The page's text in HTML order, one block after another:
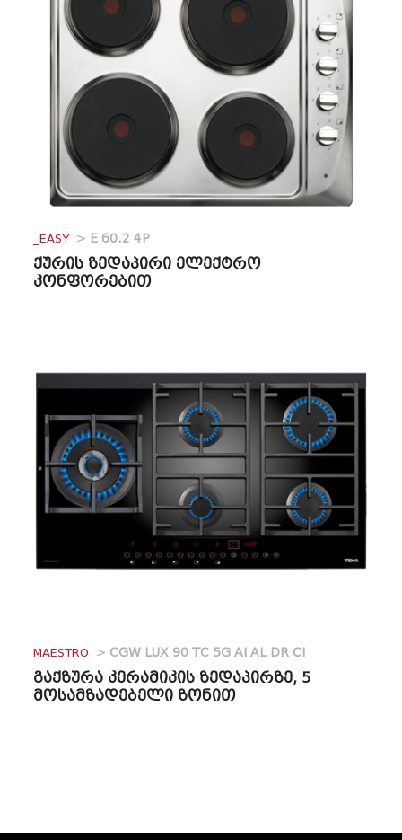
_EASY > E 60.2 4P
ქურის ზედაპირი ელექტრო
კონფორებით
MAESTRO > CGW LUX 90 TC 5G AI AL DR CI
გაქზურა კერამიკის ზედაპირზე, 5
მოსამზადებელი ზონით